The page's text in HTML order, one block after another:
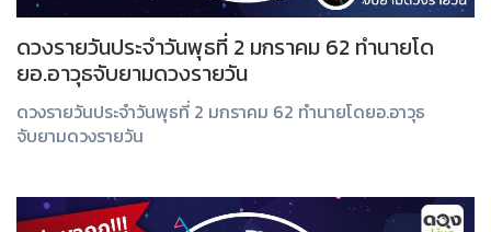
ดวงรายวันประจำวันพุธที่ 2 มกราคม 62 ทำนายโด
ยอ.อาวุธจับยามดวงรายวัน
ดวงรายวันประจำวันพุธที่ 2 มกราคม 62 ทำนายโดยอ.อาวุธ
จับยามดวงรายวัน